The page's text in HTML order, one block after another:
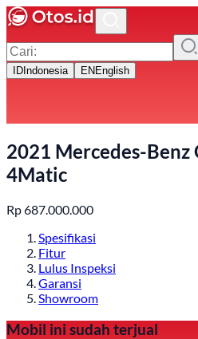
ID Indonesia EN English
2021 Mercedes-Benz
4Matic
Rp687.000.000
Spesifikasi
Fitur
Lulus Inspeksi
Garansi
Showroom
Mobil ini sudah terjual